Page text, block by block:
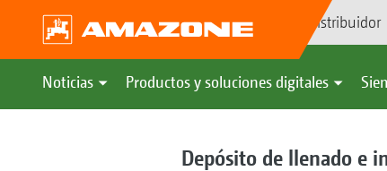
Búsqueda de distribuidor
Noticias Productos y soluciones digitales
Depósito de llenado e